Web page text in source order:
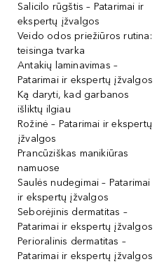
Salicilo rūgštis – Patarimai ir
ekspertų įžvalgos
Veido odos priežiūros rutina:
teisinga tvarka
Antakių laminavimas –
Patarimai ir ekspertų įžvalgos
Ką daryti, kad garbanos
išliktų ilgiau
Rožinė – Patarimai ir ekspertų
įžvalgos
Prancūziškas manikiūras
namuose
Saulės nudegimai – Patarimai
ir ekspertų įžvalgos
Seborėjinis dermatitas –
Patarimai ir ekspertų įžvalgos
Perioralinis dermatitas –
Patarimai ir ekspertų įžvalgos